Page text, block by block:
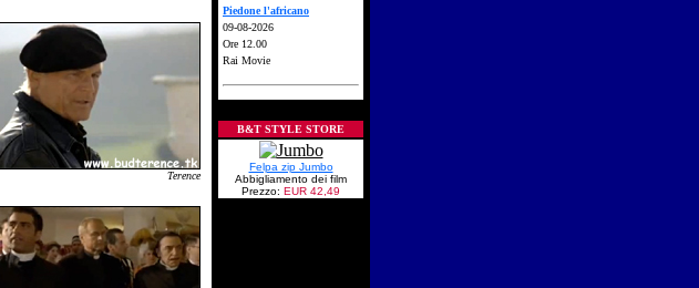
Terence
Piedone l'africano
09-08-2026
Ore 12.00
Rai Movie
B&T STYLE STORE
Felpa zip Jumbo
Abbigliamento dei film
Prezzo: EUR 42,49